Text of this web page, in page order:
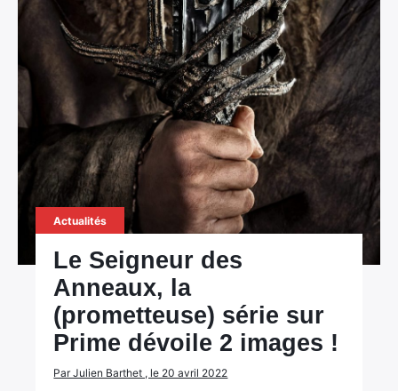
Actualités
Le Seigneur des
Anneaux, la
(prometteuse) série sur
Prime dévoile 2 images !
Par Julien Barthet , le 20 avril 2022